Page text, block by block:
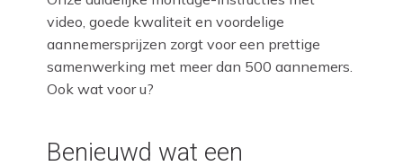
video, goede kwaliteit en voordelige
aannemersprijzen zorgt voor een prettige
samenwerking met meer dan 500 aannemers.
Ook wat voor u?
Benieuwd wat een